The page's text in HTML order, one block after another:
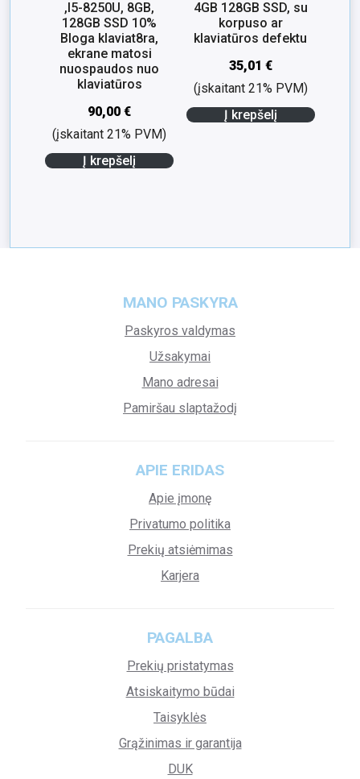
,I5-8250U, 8GB,
128GB SSD 10%
Bloga klaviat8ra,
ekrane matosi
nuospaudos nuo
klaviatūros
90,00€
(įskaitant 21% PVM)
Į krepšelį
4GB 128GB SSD, su
korpuso ar
klaviatūros defektu
35,01 €
(įskaitant 21% PVM)
Į krepšelį
MANO PASKYRA
Paskyros valdymas
Užsakymai
Mano adresai
Pamiršau slaptažodį
APIE ERIDAS
Apie įmonę
Privatumo politika
Prekių atsiėmimas
Karjera
PAGALBA
Prekių pristatymas
Atsiskaitymo būdai
Taisyklės
Grąžinimas ir garantija
DUK